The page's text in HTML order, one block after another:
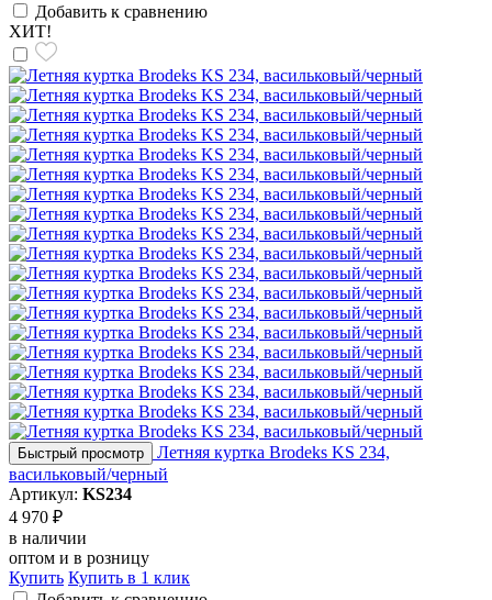
Добавить к сравнению
ХИТ!
Быстрый просмотр
Летняя куртка Brodeks KS 234,
васильковый/черный
Артикул: KS234
4 970 ₽
в наличии
оптом и в розницу
Купить Купить в 1 клик